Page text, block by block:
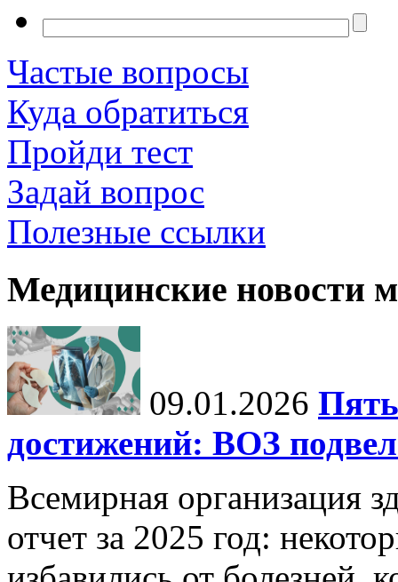
Частые вопросы
Куда обратиться
Пройди тест
Задай вопрос
Полезные ссылки
Медицинские новости
09.01.2026
достижений: ВОЗ
Всемирная организация
отчет за 2025 год: